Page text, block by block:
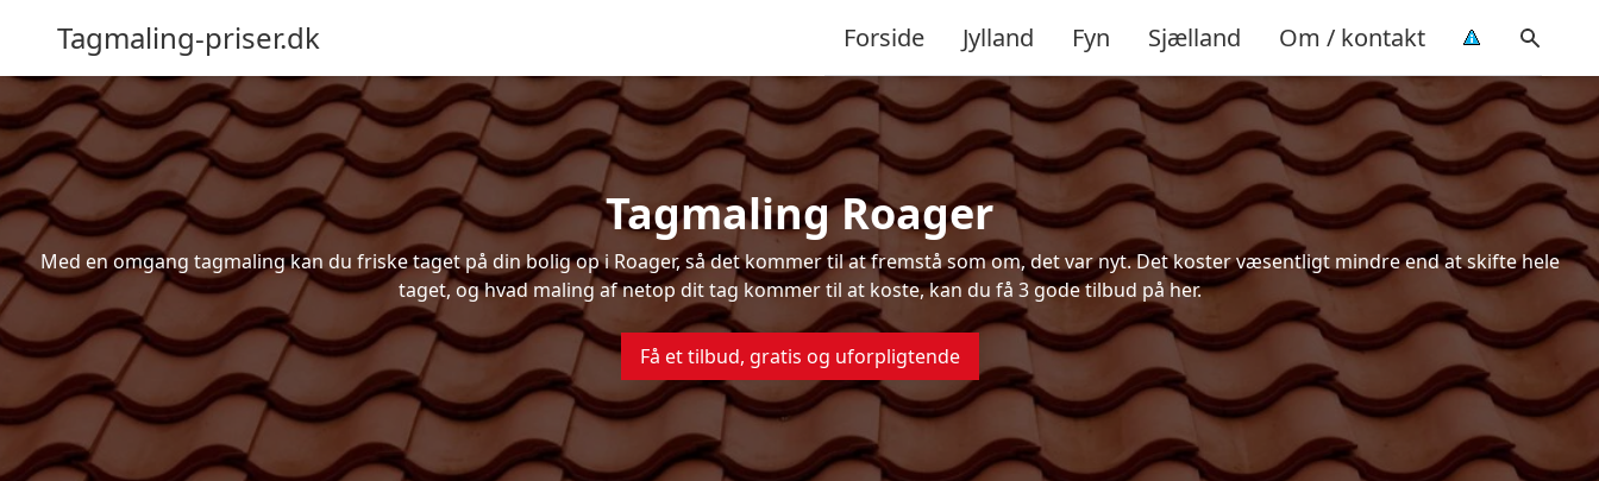
Tagmaling-priser.dk Forside Jylland Fyn Sjælland Om / kontakt
Tagmaling Roager
Med en omgang tagmaling kan du friske taget på din bolig op i Roager, så det kommer til at fremstå som om, det var nyt. Det koster væsentligt mindre end at skifte hele
taget, og hvad maling af netop dit tag kommer til at koste, kan du få 3 gode tilbud på her.
Få et tilbud, gratis og uforpligtende